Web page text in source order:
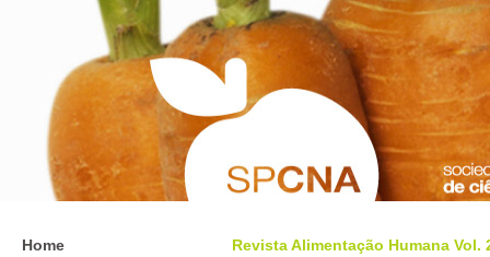
Home
Revista Alimentação Humana Vol.